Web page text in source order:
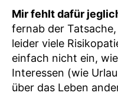
Mir fehlt dafür
fernab der
leider viele
einfach nicht ein,
Interessen (wie
über das Leben